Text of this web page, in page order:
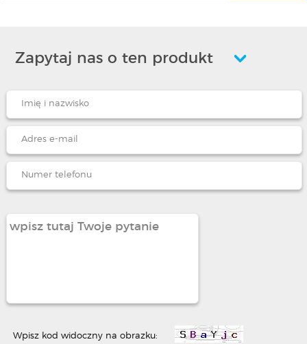
Zapytaj nas o ten produkt
Wpisz kod widoczny na obrazku: